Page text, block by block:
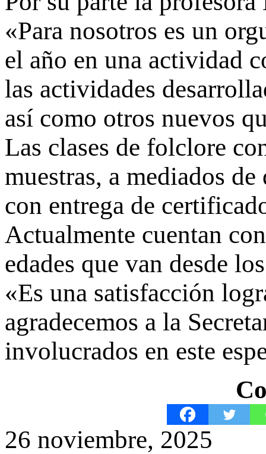
«Para nosotros es un
el año en una actividad
las actividades
así como otros nuevos
Las clases de folclore
muestras, a mediados
con entrega de
Actualmente cuentan
edades que van desde
«Es una satisfacción
agradecemos a la
involucrados en este
26 noviembre, 2025